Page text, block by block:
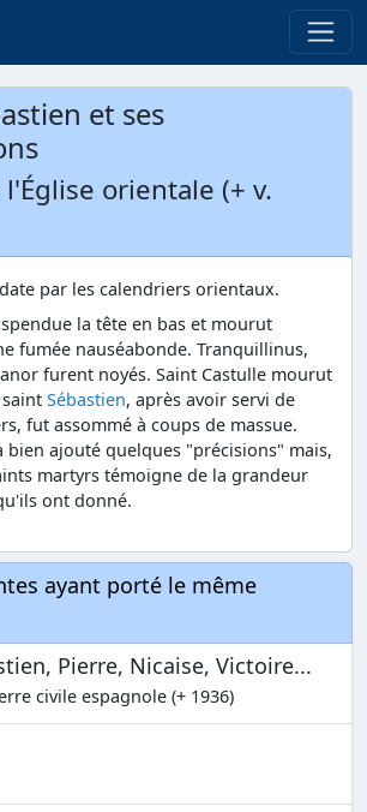
et ses
orientale (+ v.
par les calendriers orientaux.
la tête en bas et mourut
fumée nauséabonde. Tranquillinus,
furent noyés. Saint Castulle mourut
Sébastien, après avoir servi de
fut assommé à coups de massue.
bien ajouté quelques "précisions" mais,
martyrs témoigne de la grandeur
ont donné.
ayant porté le même
Pierre, Nicaise, Victoire...
civile espagnole (+ 1936)